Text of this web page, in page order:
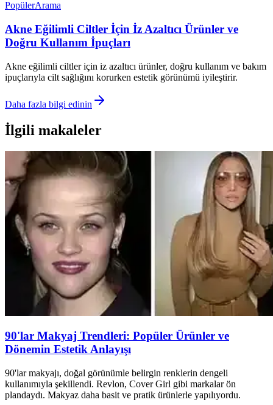
PopülerArama
Akne Eğilimli Ciltler İçin İz Azaltıcı Ürünler ve
Doğru Kullanım İpuçları
Akne eğilimli ciltler için iz azaltıcı ürünler, doğru kullanım ve bakım
ipuçlarıyla cilt sağlığını korurken estetik görünümü iyileştirir.
Daha fazla bilgi edinin
İlgili makaleler
90'lar Makyaj Trendleri: Popüler Ürünler ve
Dönemin Estetik Anlayışı
90'lar makyajı, doğal görünümle belirgin renklerin dengeli
kullanımıyla şekillendi. Revlon, Cover Girl gibi markalar ön
plandaydı. Makyaz daha basit ve pratik ürünlerle yapılıyordu.